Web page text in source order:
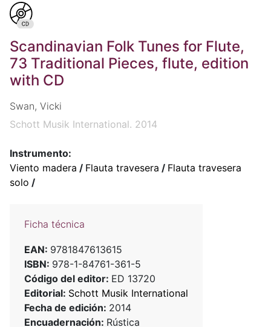
Scandinavian Folk Tunes for Flute,
73 Traditional Pieces, flute, edition
with CD
Swan, Vicki
Schott Musik International. 2014
Instrumento:
Viento madera / Flauta travesera / Flauta travesera
solo /
Ficha técnica
EAN: 9781847613615
ISBN: 978-1-84761-361-5
Código del editor: ED 13720
Editorial: Schott Musik International
Fecha de edición: 2014
Encuadernación: Rústica